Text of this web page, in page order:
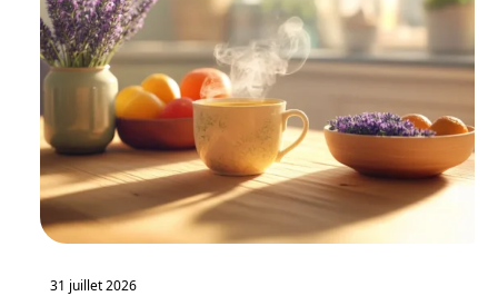
31 juillet 2026